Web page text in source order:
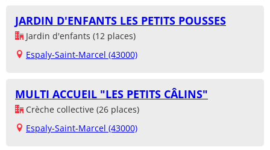
JARDIN D'ENFANTS LES PETITS POUSSES
Jardin d'enfants (12 places)
Espaly-Saint-Marcel (43000)
MULTI ACCUEIL "LES PETITS CÂLINS"
Crèche collective (26 places)
Espaly-Saint-Marcel (43000)